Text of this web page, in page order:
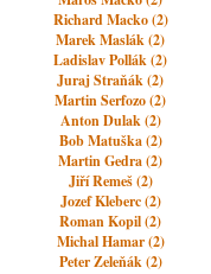
Richard Macko (2)
Marek Maslák (2)
Ladislav Pollák (2)
Juraj Straňák (2)
Martin Serfozo (2)
Anton Dulak (2)
Bob Matuška (2)
Martin Gedra (2)
Jiří Remeš (2)
Jozef Kleberc (2)
Roman Kopil (2)
Michal Hamar (2)
Peter Zeleňák (2)